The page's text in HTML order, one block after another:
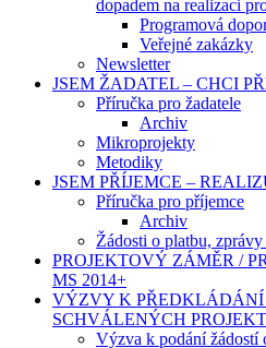
dopadem na realizaci
Programová
Veřejné zakázky
Newsletter
JSEM ŽADATEL – CHCI
Příručka pro žadatele
Archiv
Mikroprojekty
Metodiky
JSEM PŘÍJEMCE –
Příručka pro příjemce
Archiv
Žádosti o platbu,
PROJEKTOVÝ ZÁMĚR /
MS 2014+
VÝZVY K PŘEDKLÁDÁNÍ
SCHVÁLENÝCH
Výzva k podání žádostí